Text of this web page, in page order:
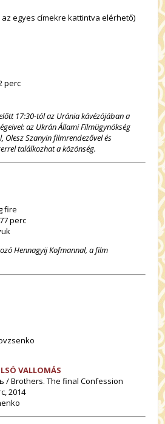
egyes címekre kattintva elérhető)
perc
17:30-tól az Uránia kávézójában a
az Ukrán Állami Filmügynökség
Olesz Szanyin filmrendezővel és
találkozhat a közönség.
fire
perc
Hennagyij Kofmannal, a film
VALLOMÁS
/ Brothers. The final Confession
2014